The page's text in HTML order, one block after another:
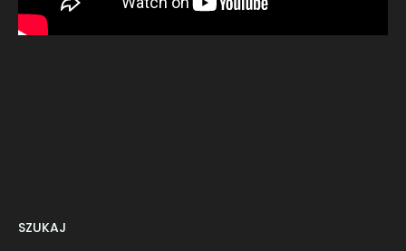
SZUKAJ